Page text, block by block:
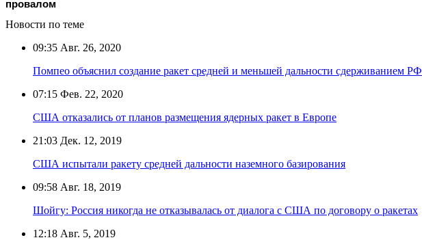
провалом
Новости по теме
09:35 Авг. 26, 2020
Помпео объяснил создание ракет средней и меньшей дальности сдерживанием РФ
07:15 Фев. 22, 2020
США отказались от планов размещения ядерных ракет в Европе
21:03 Дек. 12, 2019
США испытали ракету средней дальности наземного базирования
09:58 Авг. 18, 2019
Шойгу: Россия никогда не отказывалась от диалога с США по договору о ракетах
12:18 Авг. 5, 2019